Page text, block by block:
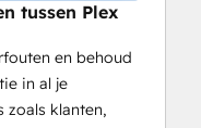
tussen Plex
en behoud
in al je
zoals klanten,